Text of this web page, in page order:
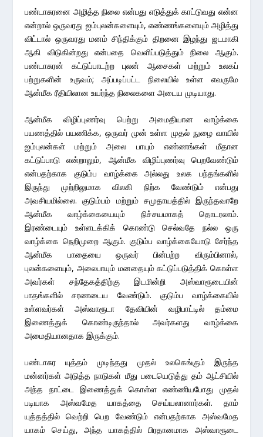
பண்டாசுரனை அழித்த நிலை என்பது எடுத்துக் காட்டுவது என்ன
என்றால் ஒருவரது ஐம்புலன்களையும், எண்ணங்களையும் அழித்து
விட்டால் ஒருவரது மனம் சிந்திக்கும் திறனை இழந்து ஜடமாகி
ஆகி விடுகின்றது என்பதை வெளிப்படுத்தும் நிலை ஆகும்.
பண்டாசுரன் கட்டுப்பாடற்ற புலன் ஆசைகள் மற்றும் உலகப்
பற்றுகளின் உருவம்; அப்படிப்பட்ட நிலையில் உள்ள எவருமே
ஆன்மீக ரீதியிலான உயர்ந்த நிலைகளை அடைய முடியாது.
ஆன்மீக விழிப்புணர்வு பெற்று அமைதியான வாழ்க்கை
பயணத்தில் பயணிக்க, ஒருவர் முன் உள்ள முதல் நுழை வாயில்
ஐம்புலன்கள் மற்றும் அலை பாயும் எண்ணங்கள் மீதான
கட்டுப்பாடு என்றாலும், ஆன்மீக விழிப்புணர்வு பெறவேண்டும்
என்பதற்காக குடும்ப வாழ்க்கை அல்லது உலக பந்தங்களில்
இருந்து முற்றிலுமாக விலகி நிற்க வேண்டும் என்பது
அவசியமில்லை. குடும்பம் மற்றும் சமுதாயத்தில் இருந்தவாறே
ஆன்மீக வாழ்க்கையையும் நிச்சயமாகத் தொடரலாம்.
இரண்டையும் உள்ளடக்கிக் கொண்டு செல்வதே நல்ல ஒரு
வாழ்க்கை நெறிமுறை ஆகும். குடும்ப வாழ்க்கையோடு சேர்ந்த
ஆன்மீக பாதையை ஒருவர் பின்பற்ற விரும்பினால்,
புலன்களையும், அலைபாயும் மனதையும் கட்டுப்படுத்திக் கொள்ள
அவர்கள் சந்தேகத்திற்கு இடமின்றி அஸ்வாரூடையின்
பாதங்களில் சரணடைய வேண்டும். குடும்ப வாழ்க்கையில்
உள்ளவர்கள் அஸ்வாரூடா தேவியின் வழிபாட்டில் தம்மை
இணைத்துக் கொண்டிருந்தால் அவர்களது வாழ்க்கை
அமைதியானதாக இருக்கும்.
பண்டாசுர யுத்தம் முடிந்தது முதல் உலகெங்கும் இருந்த
மன்னர்கள் அடுத்த நாடுகள் மீது படையெடுத்து தம் ஆட்சியில்
அந்த நாட்டை இணைத்துக் கொள்ள எண்ணியபோது முதல்
படியாக அஸ்வமேத யாகத்தை செய்யலானார்கள். தாம்
யுத்தத்தில் வெற்றி பெற வேண்டும் என்பதற்காக அஸ்வமேத
யாகம் செய்து, அந்த யாகத்தில் பிரதானமாக அஸ்வாரூடை